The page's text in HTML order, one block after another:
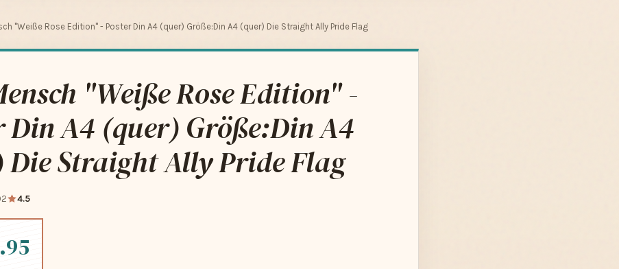
"Weiße Rose Edition" -
Din A4 (quer) Größe:Din A4
Straight Ally Pride Flag